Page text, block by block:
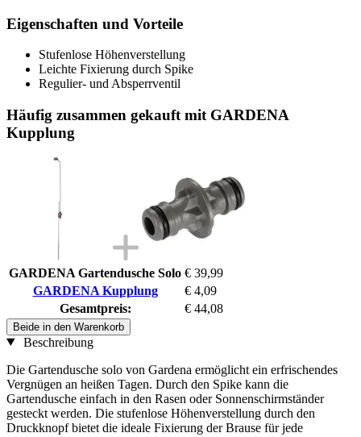
Eigenschaften und Vorteile
Stufenlose Höhenverstellung
Leichte Fixierung durch Spike
Regulier- und Absperrventil
Häufig zusammen gekauft mit GARDENA
Kupplung
GARDENA Gartendusche Solo € 39,99
GARDENA Kupplung
€ 4,09
Gesamtpreis:
€ 44,08
Beide in den Warenkorb
Beschreibung
Die Gartendusche solo von Gardena ermöglicht ein erfrischendes
Vergnügen an heißen Tagen. Durch den Spike kann die
Gartendusche einfach in den Rasen oder Sonnenschirmständer
gesteckt werden. Die stufenlose Höhenverstellung durch den
Druckknopf bietet die ideale Fixierung der Brause für jede